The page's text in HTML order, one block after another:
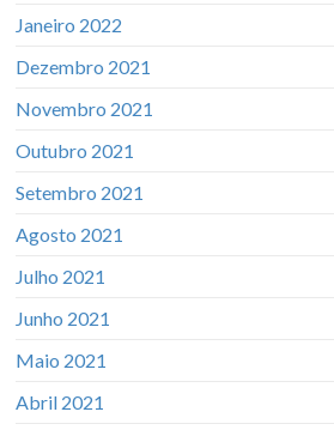
Janeiro 2022
Dezembro 2021
Novembro 2021
Outubro 2021
Setembro 2021
Agosto 2021
Julho 2021
Junho 2021
Maio 2021
Abril 2021